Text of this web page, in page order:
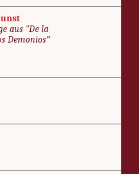
aus "De la
De­mo­ni­os"